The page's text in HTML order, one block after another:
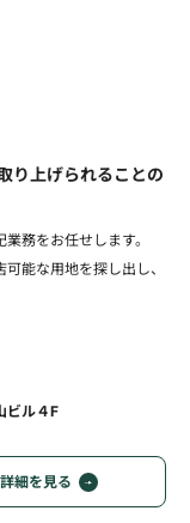
り上げられることの
務をお任せします。
能な用地を探し出し、
ビル４F
詳細を見る